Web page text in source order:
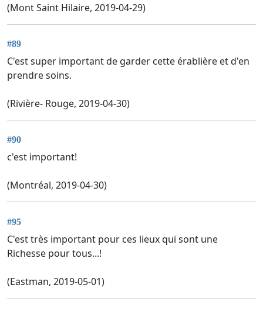
(Mont Saint Hilaire, 2019-04-29)
#89
C'est super important de garder cette érablière et d'en
prendre soins.
(Rivière- Rouge, 2019-04-30)
#90
c'est important!
(Montréal, 2019-04-30)
#95
C'est très important pour ces lieux qui sont une
Richesse pour tous...!
(Eastman, 2019-05-01)